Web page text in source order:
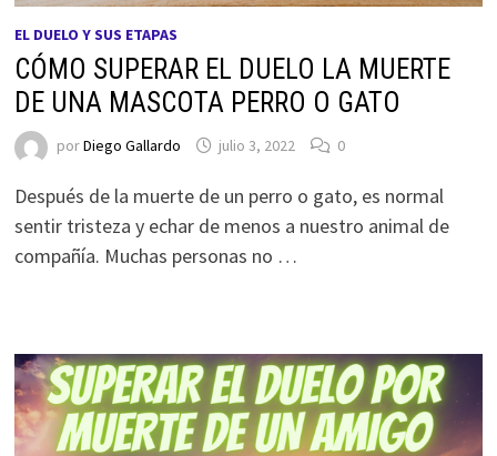
EL DUELO Y SUS ETAPAS
CÓMO SUPERAR EL DUELO LA MUERTE
DE UNA MASCOTA PERRO O GATO
porDiego Gallardo julio 3, 2022 0
Después de la muerte de un perro o gato, es normal
sentir tristeza y echar de menos a nuestro animal de
compañía. Muchas personas no …